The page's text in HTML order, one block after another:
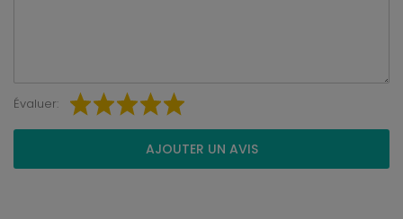
Évaluer:
AJOUTER UN AVIS